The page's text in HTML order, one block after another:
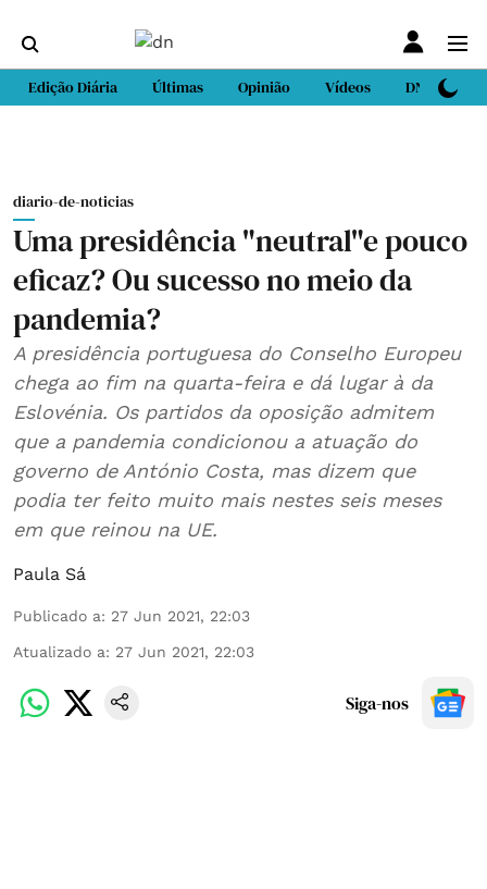
Edição Diária Últimas Opinião Vídeos DN Sport
diario-de-noticias
Uma presidência "neutral"e pouco
eficaz? Ou sucesso no meio da
pandemia?
A presidência portuguesa do Conselho Europeu
chega ao fim na quarta-feira e dá lugar à da
Eslovénia. Os partidos da oposição admitem
que a pandemia condicionou a atuação do
governo de António Costa, mas dizem que
podia ter feito muito mais nestes seis meses
em que reinou na UE.
Paula Sá
Publicado a: 27 Jun 2021, 22:03
Atualizado a: 27 Jun 2021, 22:03
Siga-nos